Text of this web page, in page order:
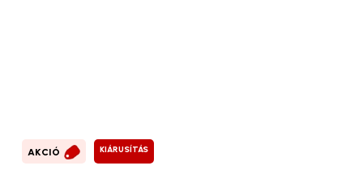
AKCIÓ KIÁRUSÍTÁS